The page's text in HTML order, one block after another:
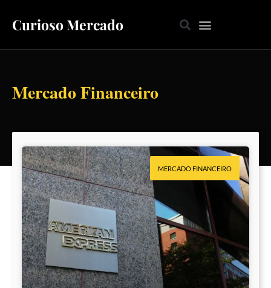
Curioso Mercado
Mercado Financeiro
MERCADO FINANCEIRO